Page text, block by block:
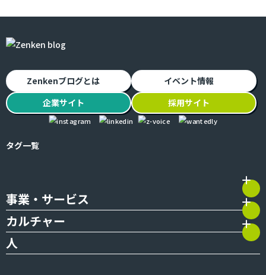
Zenkenブログとは
イベント情報
企業サイト 採用サイト
タグ一覧
事業・サービス
カルチャー
人